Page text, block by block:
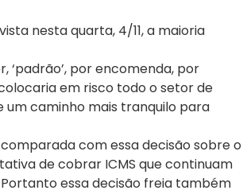
nesta quarta, 4/11, a maioria
‘padrão’, por encomenda, por
em risco todo o setor de
um caminho mais tranquilo para
com essa decisão sobre o
de cobrar ICMS que continuam
essa decisão freia também